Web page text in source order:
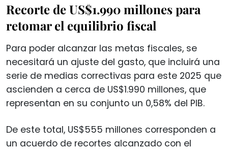
Recorte de US$1.990 millones para
retomar el equilibrio fiscal
Para poder alcanzar las metas fiscales, se
necesitará un ajuste del gasto, que incluirá una
serie de medias correctivas para este 2025 que
ascienden a cerca de US$1.990 millones, que
representan en su conjunto un 0,58% del PIB.
De este total, US$555 millones corresponden a
un acuerdo de recortes alcanzado con el